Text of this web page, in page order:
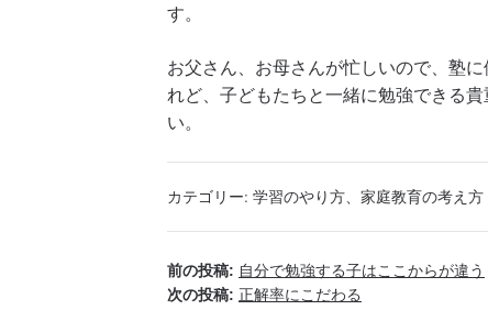
す。
お父さん、お母さんが忙しいので、塾
れど、子どもたちと一緒に勉強できる
い。
カテゴリー: 学習のやり方、 家庭教育の考え方
前の投稿: 自分で勉強する子はここからが違う
次の投稿: 正解率にこだわる